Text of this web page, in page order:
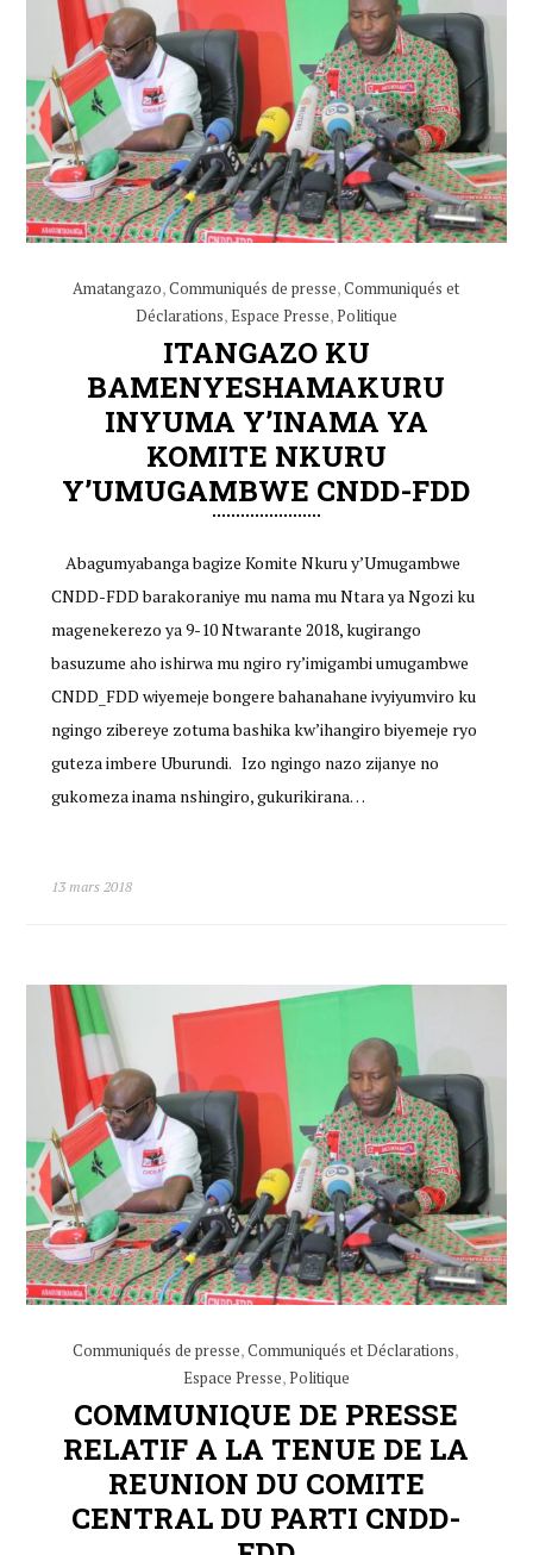
Amatangazo,Communiqués de presse,Communiqués et
Déclarations,Espace Presse,Politique
ITANGAZO KU
BAMENYESHAMAKURU
INYUMA Y’INAMA YA
KOMITE NKURU
Y’UMUGAMBWE CNDD-FDD
Abagumyabanga bagize Komite Nkuru y’Umugambwe
CNDD-FDD barakoraniye mu nama mu Ntara ya Ngozi ku
magenekerezo ya 9-10 Ntwarante 2018, kugirango
basuzume aho ishirwa mu ngiro ry’imigambi umugambwe
CNDD_FDD wiyemeje bongere bahanahane ivyiyumviro ku
ngingo zibereye zotuma bashika kw’ihangiro biyemeje ryo
guteza imbere Uburundi. Izo ngingo nazo zijanye no
gukomeza inama nshingiro, gukurikirana…
13 mars 2018
Communiqués de presse,Communiqués et Déclarations,
Espace Presse,Politique
COMMUNIQUE DE PRESSE
RELATIF A LA TENUE DE LA
REUNION DU COMITE
CENTRAL DU PARTI CNDD-